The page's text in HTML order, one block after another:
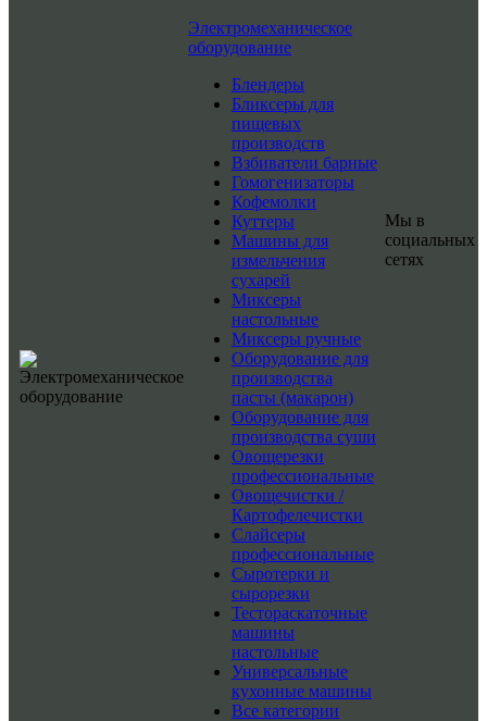
Электромеханическое
оборудование
Блендеры
Бликсеры для
пищевых
производств
Взбиватели барные
Гомогенизаторы
Кофемолки
Куттеры
Машины для
измельчения
сухарей
Миксеры
настольные
Миксеры ручные
Оборудование для
производства
пасты (макарон)
Оборудование для
производства суши
Овощерезки
профессиональные
Овощечистки /
Картофелечистки
Слайсеры
профессиональные
Сыротерки и
сырорезки
Тестораскаточные
машины
настольные
Универсальные
кухонные машины
Все категории
Мы в
социальных
сетях